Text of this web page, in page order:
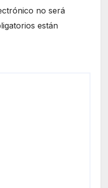
no será
están